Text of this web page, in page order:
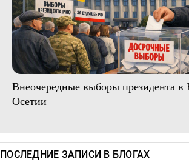
Внеочередные выборы президента
Осетии
ПОСЛЕДНИЕ ЗАПИСИ В БЛОГАХ